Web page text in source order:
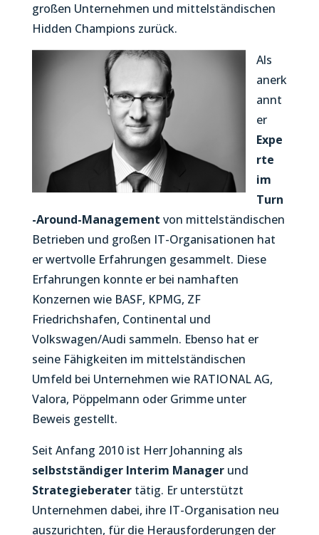
großen Unternehmen und mittelständischen
Hidden Champions zurück.
Als
anerk
annt
er
Expe
rte
im
Turn
-Around-Management von mittelständischen
Betrieben und großen IT-Organisationen hat
er wertvolle Erfahrungen gesammelt. Diese
Erfahrungen konnte er bei namhaften
Konzernen wie BASF, KPMG, ZF
Friedrichshafen, Continental und
Volkswagen/Audi sammeln. Ebenso hat er
seine Fähigkeiten im mittelständischen
Umfeld bei Unternehmen wie RATIONAL AG,
Valora, Pöppelmann oder Grimme unter
Beweis gestellt.
Seit Anfang 2010 ist Herr Johanning als
selbstständiger Interim Managerund
Strategieberatertätig. Er unterstützt
Unternehmen dabei, ihre IT-Organisation neu
auszurichten, für die Herausforderungen der